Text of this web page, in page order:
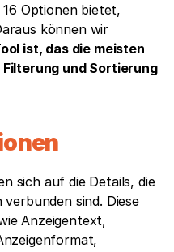
Optionen bietet,
können wir
ist, das die meisten
und Sortierung
sich auf die Details, die
sind. Diese
Anzeigentext,